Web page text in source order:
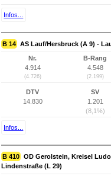
Infos...
B 14 AS Lauf/Hersbruck (A 9) -
Nr.
4.914
(4.726)
B-Rang
4.548
(2.199)
DTV
14.830
SV
1.201
(8,1%)
Infos...
B 410 OD Gerolstein, Kreisel
Lindenstraße (L 29)